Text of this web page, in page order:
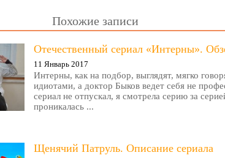
Похожие записи
Отечественный сериал «Интерны».
11 Январь 2017
Интерны, как на подбор, выглядят, мягко
идиотами, а доктор Быков ведет себя не
сериал не отпускал, я смотрела серию за
проникалась ...
Щенячий Патруль. Описание сериала